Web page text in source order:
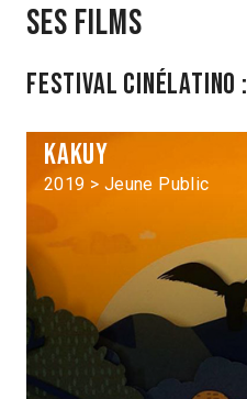
Ses films
Festival Cinélatino :
Kakuy
2019 > Jeune Public